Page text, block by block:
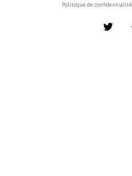
Politique de confidentialité